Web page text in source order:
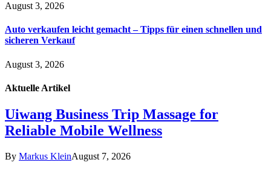
August 3, 2026
Auto verkaufen leicht gemacht – Tipps für einen schnellen und
sicheren Verkauf
August 3, 2026
Aktuelle Artikel
Uiwang Business Trip Massage for
Reliable Mobile Wellness
By Markus KleinAugust 7, 2026